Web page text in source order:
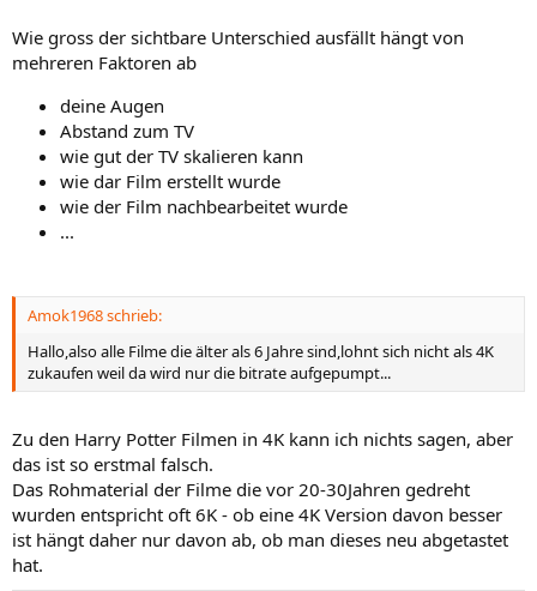
Wie gross der sichtbare Unterschied ausfällt hängt von
mehreren Faktoren ab
deine Augen
Abstand zum TV
wie gut der TV skalieren kann
wie dar Film erstellt wurde
wie der Film nachbearbeitet wurde
...
Amok1968 schrieb:
Hallo,also alle Filme die älter als 6 Jahre sind,lohnt sich nicht als 4K
zukaufen weil da wird nur die bitrate aufgepumpt...
Zu den Harry Potter Filmen in 4K kann ich nichts sagen, aber
das ist so erstmal falsch.
Das Rohmaterial der Filme die vor 20-30Jahren gedreht
wurden entspricht oft 6K - ob eine 4K Version davon besser
ist hängt daher nur davon ab, ob man dieses neu abgetastet
hat.